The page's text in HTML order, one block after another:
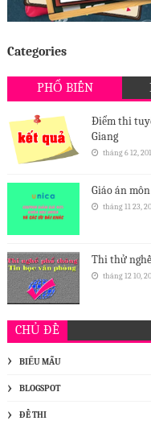
Categories
PHỔ BIẾN
Điểm thi
Giang
tháng 6 12,
Giáo án
tháng 11 23,
Thi thử
tháng 12 10,
CHỦ ĐỀ
BIỂU MẪU
BLOGSPOT
ĐỀ THI